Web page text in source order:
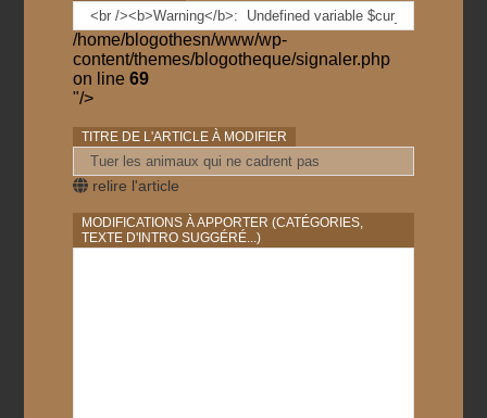
/home/blogothesn/www/wp-
content/themes/blogotheque/signaler.php
on line69
"/>
TITRE DE L'ARTICLE À MODIFIER
relire l'article
MODIFICATIONS À APPORTER (CATÉGORIES,
TEXTE D'INTRO SUGGÉRÉ...)